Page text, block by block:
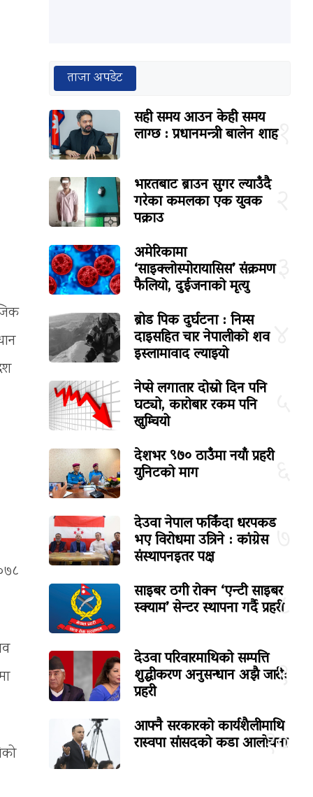
ताजा अपडेट
१
सही समय आउन केही समय
लाग्छ : प्रधानमन्त्री बालेन शाह
भारतबाट ब्राउन सुगर ल्याउँदै
गरेका कमलका एक युवक
पक्राउ
३
अमेरिकामा
‘साइक्लोस्पोरायासिस’ संक्रमण
फैलियो, दुईजनाको मृत्यु
ब्रोड पिक दुर्घटना : निम्स
दाइसहित चार नेपालीको शव
इस्लामावाद ल्याइयो
नेप्से लगातार दोस्रो दिन पनि
घट्यो, कारोबार रकम पनि
खुम्चियो
देशभर ९७० ठाउँमा नयाँ प्रहरी
युनिटको माग
७
देउवा नेपाल फर्किंदा धरपकड
भए विरोधमा उत्रिने : कांग्रेस
संस्थापनइतर पक्ष
८
साइबर ठगी रोक्न ‘एन्टी साइबर
स्क्याम’ सेन्टर स्थापना गर्दै प्रहरी
९
देउवा परिवारमाथिको सम्पत्ति
शुद्धीकरण अनुसन्धान अझै जारी:
प्रहरी
१०
आफ्नै सरकारको कार्यशैलीमाथि
रास्वपा सांसदको कडा आलोचना